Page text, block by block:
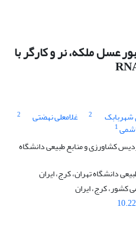
عسل ملکه، نر و کارگر با
2 غلامعلی نهضتی 2
1
کشاورزی و منابع طبیعی دانشگاه
دانشگاه تهران، کرج، ایران
کشور، کرج، ایران